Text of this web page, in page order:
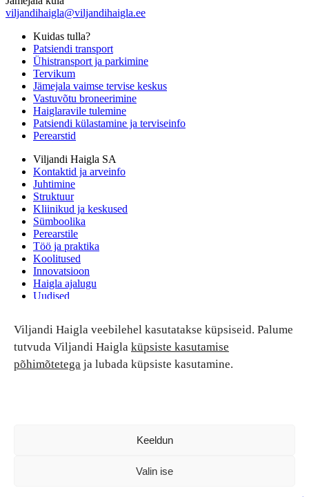
Viljandi Haigla veebilehel kasutatakse küpsiseid. Palume
tutvuda Viljandi Haigla küpsiste kasutamise
põhimõtetega ja lubada küpsiste kasutamine.
Keeldun
Valin ise
viljandihaigla@viljandihaigla.ee
Kuidas tulla?
Patsiendi transport
Ühistransport ja parkimine
Tervikum
Jämejala vaimse tervise keskus
Vastuvõtu broneerimine
Haiglaravile tulemine
Patsiendi külastamine ja terviseinfo
Perearstid
Viljandi Haigla SA
Kontaktid ja arveinfo
Juhtimine
Struktuur
Kliinikud ja keskused
Sümboolika
Perearstile
Töö ja praktika
Koolitused
Innovatsioon
Haigla ajalugu
Uudised
Patsiendi turvalisus ja õigused
Patsiendi õigused ja kohustused
Patsiendiohutus
Patsientide nõukoda